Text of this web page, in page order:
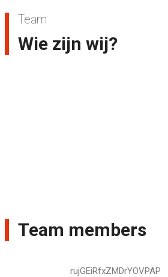
Team
Wie zijn wij?
Team members
rujGEiRfxZMDrYOVPAP